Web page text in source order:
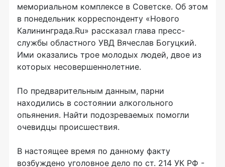
мемориальном комплексе в Советске. Об этом
в понедельник корреспонденту «Нового
Калининграда.Ru» рассказал глава пресс-
службы областного УВД Вячеслав Богуцкий.
Ими оказались трое молодых людей, двое из
которых несовершеннолетние.
По предварительным данным, парни
находились в состоянии алкогольного
опьянения. Найти подозреваемых помогли
очевидцы происшествия.
В настоящее время по данному факту
возбуждено уголовное дело по ст. 214 УК РФ -